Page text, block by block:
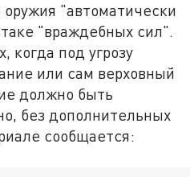
"автоматически
"враждебных сил".
когда под угрозу
или сам верховный
должно быть
без дополнительных
сообщается: